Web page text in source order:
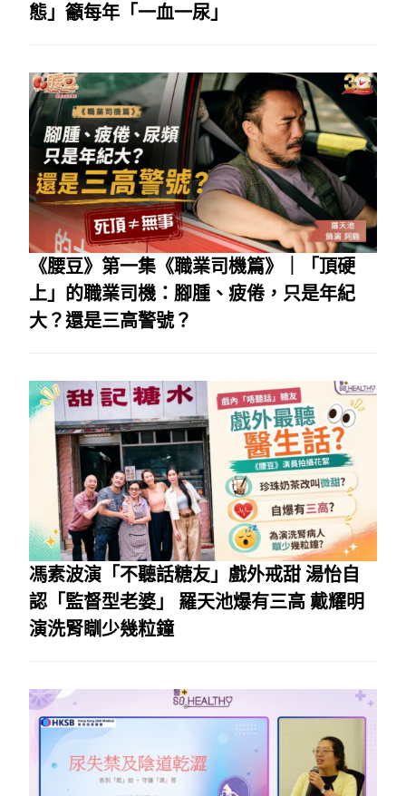
態」籲每年「一血一尿」
《腰豆》第一集《職業司機篇》｜「頂硬
上」的職業司機：腳腫、疲倦，只是年紀
大？還是三高警號？
馮素波演「不聽話糖友」戲外戒甜 湯怡自
認「監督型老婆」 羅天池爆有三高 戴耀明
演洗腎瞓少幾粒鐘